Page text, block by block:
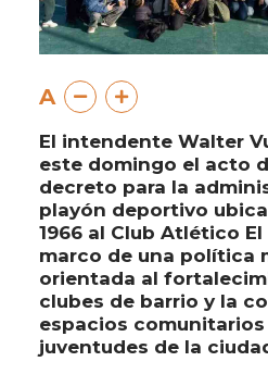
A
El intendente Walter
este domingo el acto
decreto para la
playón deportivo
1966 al Club Atlético
marco de una política
orientada al
clubes de barrio y la
espacios
juventudes de la